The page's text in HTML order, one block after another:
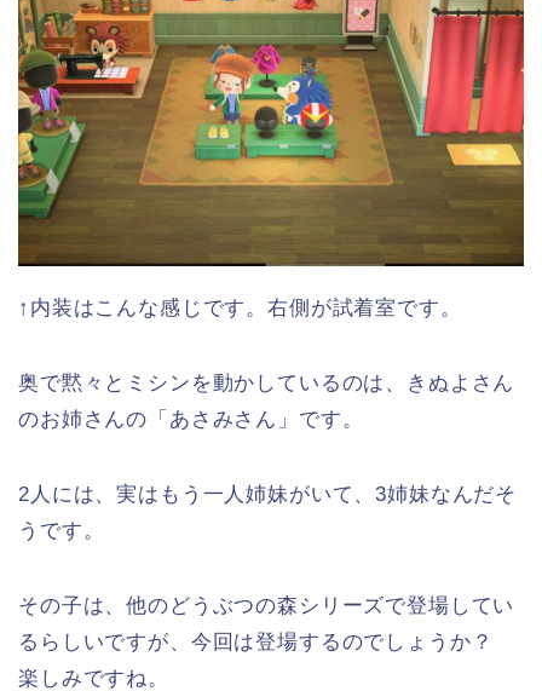
↑内装はこんな感じです。右側が試着室です。
奥で黙々とミシンを動かしているのは、きぬよさん
のお姉さんの「あさみさん」です。
2人には、実はもう一人姉妹がいて、3姉妹なんだそ
うです。
その子は、他のどうぶつの森シリーズで登場してい
るらしいですが、今回は登場するのでしょうか？
楽しみですね。